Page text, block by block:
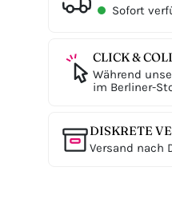
Sofort
CLICK &
Während
im Berliner-
DISKRETE
Versand nach